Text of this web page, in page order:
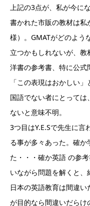
上記の3点が、私が今に
書かれた市販の教材は私
様）。GMATがどのよう
立つかもしれないが、教
洋書の参考書、特に公式
「この表現はおかしい
国語でない者にとっては
ないと意味不明。
3つ目はY.E.Sで先生に
る事が多々あった。確
た・・・確か英語 の参
いながら問題を解くと、
日本の英語教育は間違
が目的なら間違いだらけ